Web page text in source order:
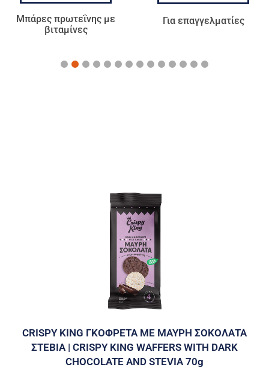
Για επαγγελματίες Τσάι - Αφεψήματα
CRISPY KING ΓΚΟΦΡΕΤΑ ΜΕ ΜΑΥΡΗ ΣΟΚΟΛΑΤΑ
ΣΤΕΒΙΑ | CRISPY KING WAFFERS WITH DARK
CHOCOLATE AND STEVIA 70g